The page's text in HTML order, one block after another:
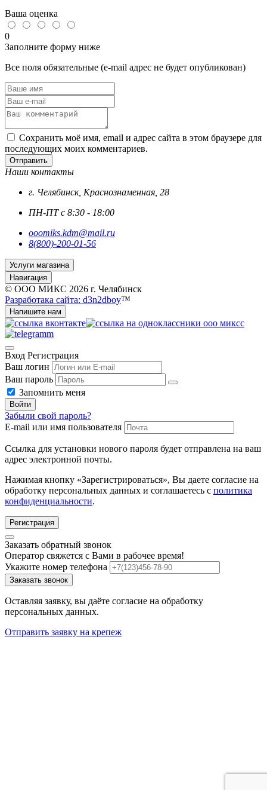
цинк
Ваша оценка
0
Заполните форму ниже
Все поля обязательные (e-mail адрес не будет опубликован)
Сохранить моё имя, email и адрес сайта в этом браузере для
последующих моих комментариев.
Отправить
Наши контакты
г. Челябинск, Краснознаменная, 28
ПН-ПТ с 8:30 - 18:00
ooomiks.kdm@mail.ru
8(800)-200-01-56
Услуги магазина
Навигация
© ООО МИКС 2026 г. Челябинск
Разработака сайта: d3n2dboy™
Напишите нам
Вход Регистрация
Ваш логин
Ваш пароль
Запомнить меня
Войти
Забыли свой пароль?
E-mail или имя пользователя
Ссылка для установки нового пароля будет отправлена ​​на ваш
адрес электронной почты.
Нажимая кнопку «Зарегистрироваться», Вы даете согласие на
обработку персональных данных и соглашаетесь с политика
конфиденциальности.
Регистрация
Заказать обратный звонок
Оператор свяжется с Вами в рабочее время!
Укажите номер телефона
Заказать звонок
Оставляя заявку, вы даёте согласие на обработку
персональных данных.
Отправить заявку на крепеж